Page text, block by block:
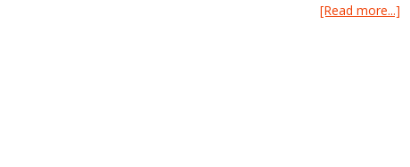
[Read more...]